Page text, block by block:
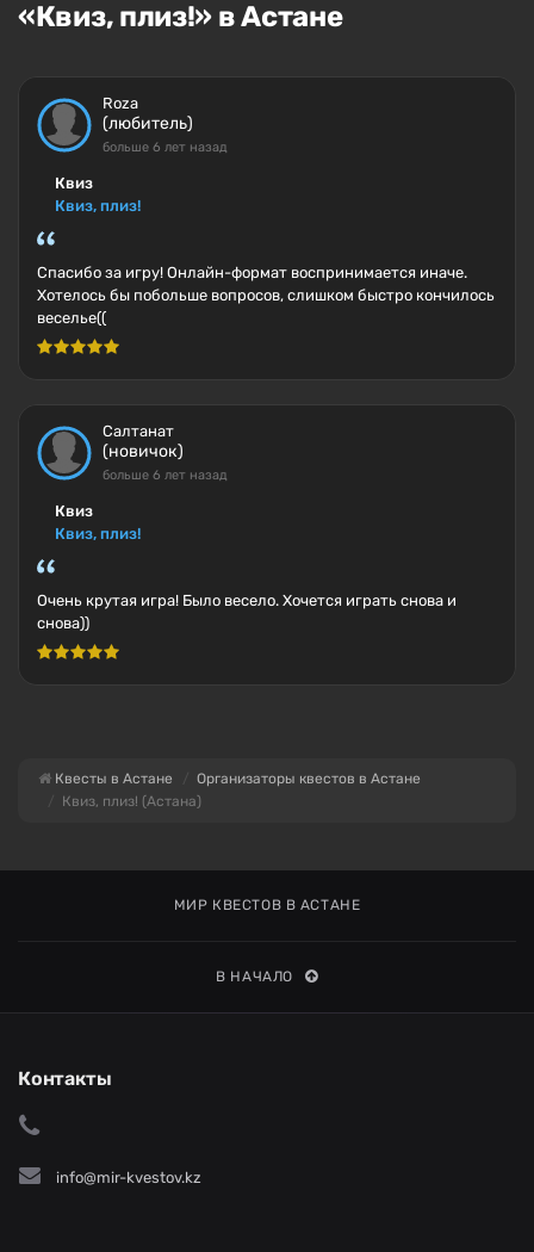
«Квиз, плиз!» в Астане
Roza
(любитель)
больше 6 лет назад
Квиз
Квиз, плиз!
Спасибо за игру! Онлайн-формат воспринимается иначе.
Хотелось бы побольше вопросов, слишком быстро кончилось
веселье((
Салтанат
(новичок)
больше 6 лет назад
Квиз
Квиз, плиз!
Очень крутая игра! Было весело. Хочется играть снова и
снова))
Квесты в Астане
Организаторы квестов в Астане
Квиз, плиз! (Астана)
МИР КВЕСТОВ В АСТАНЕ
В НАЧАЛО
Контакты
info@mir-kvestov.kz